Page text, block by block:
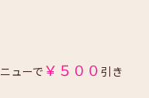
ューで ￥５００ 引き